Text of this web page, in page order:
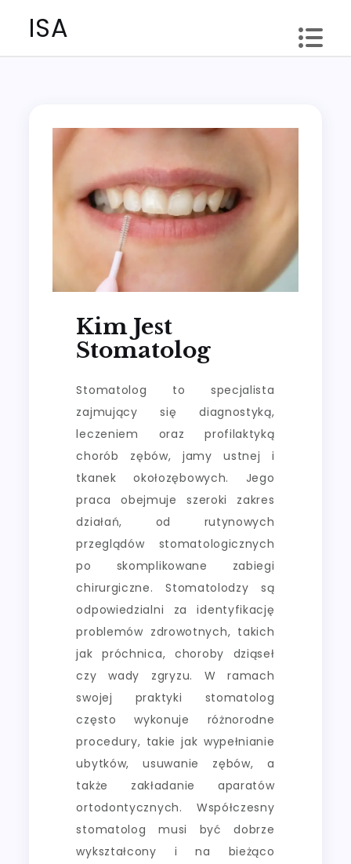
ISA
Kim Jest
Stomatolog
Stomatolog to specjalista
zajmujący się diagnostyką,
leczeniem oraz profilaktyką
chorób zębów, jamy ustnej i
tkanek okołozębowych. Jego
praca obejmuje szeroki zakres
działań, od rutynowych
przeglądów stomatologicznych
po skomplikowane zabiegi
chirurgiczne. Stomatolodzy są
odpowiedzialni za identyfikację
problemów zdrowotnych, takich
jak próchnica, choroby dziąseł
czy wady zgryzu. W ramach
swojej praktyki stomatolog
często wykonuje różnorodne
procedury, takie jak wypełnianie
ubytków, usuwanie zębów, a
także zakładanie aparatów
ortodontycznych. Współczesny
stomatolog musi być dobrze
wykształcony i na bieżąco